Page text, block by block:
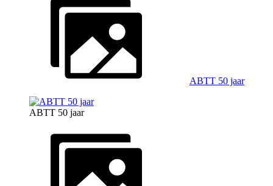
ABTT 50 jaar
ABTT 50 jaar